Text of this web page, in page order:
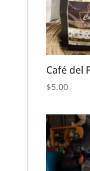
Café del
$5.00